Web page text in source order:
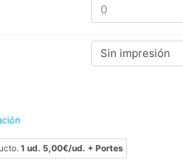
Sin impresión
1 ud. 5,00€/ud. + Portes